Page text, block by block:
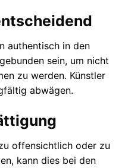
authentisch in den
sein, um nicht
zu werden. Künstler
abwägen.
offensichtlich oder zu
kann dies bei den